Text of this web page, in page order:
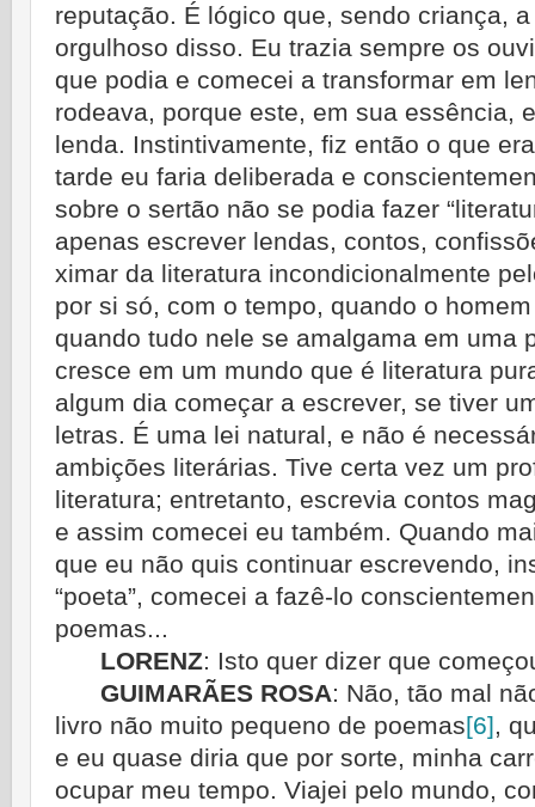
reputação. É lógico que, sendo criança,
orgulhoso disso. Eu trazia sempre os
que podia e comecei a transformar em
rodeava, porque este, em sua essência,
lenda. Instintivamente, fiz então o que
tarde eu faria deliberada e
sobre o sertão não se podia fazer
apenas escrever lendas, contos,
ximar da literatura incondicionalmente
por si só, com o tempo, quando o
quando tudo nele se amalgama em uma
cresce em um mundo que é literatura
algum dia começar a escrever, se tiver
letras. É uma lei natural, e não é
ambições literárias. Tive certa vez um
literatura; entretanto, escrevia contos
e assim comecei eu também. Quando
que eu não quis continuar escrevendo,
“poeta”, comecei a fazê-lo
poemas...
LORENZ: Isto quer dizer que
GUIMARÃES ROSA: Não, tão mal
livro não muito pequeno de poemas[6],
e eu quase diria que por sorte, minha
ocupar meu tempo. Viajei pelo mundo,